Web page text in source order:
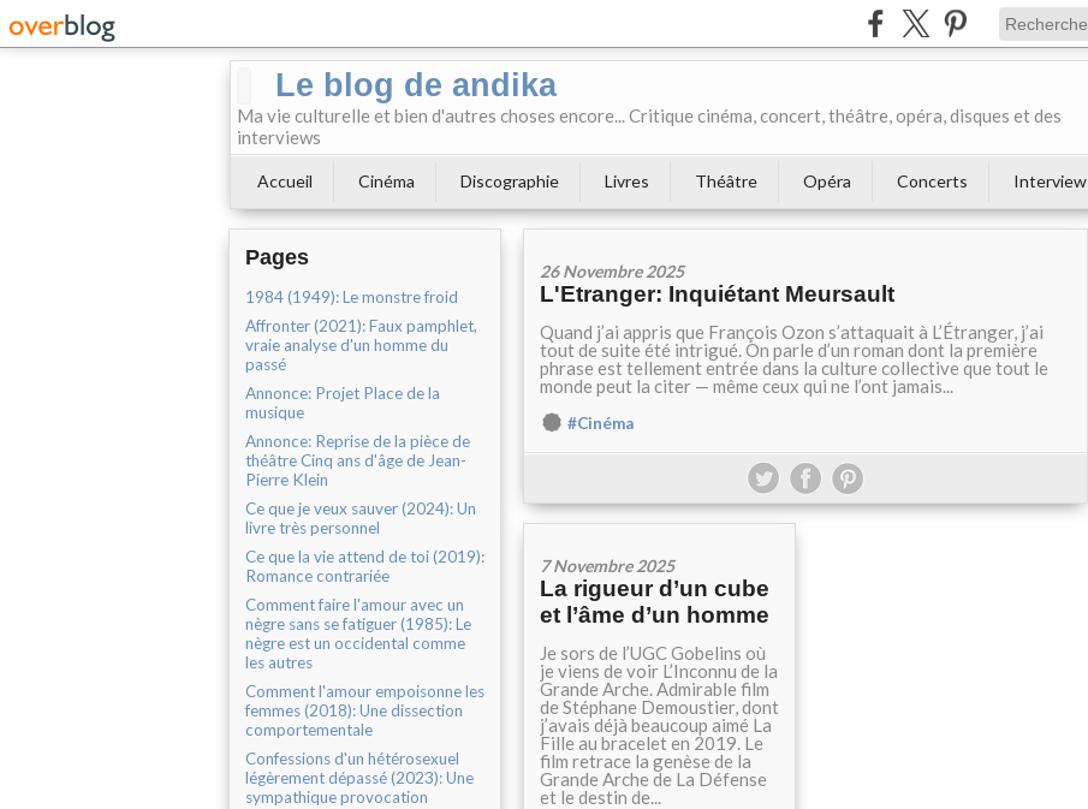
Le blog de andika
Ma vie culturelle et bien d'autres choses encore... Critique cinéma, concert, théâtre, opéra, disques et des
interviews
Accueil Cinéma Discographie Livres Théâtre Opéra Concerts Interview
Pages
1984 (1949): Le monstre froid
Affronter (2021): Faux pamphlet,
vraie analyse d'un homme du
passé
Annonce: Projet Place de la
musique
Annonce: Reprise de la pièce de
théâtre Cinq ans d'âge de Jean-
Pierre Klein
Ce que je veux sauver (2024): Un
livre très personnel
Ce que la vie attend de toi (2019):
Romance contrariée
Comment faire l'amour avec un
nègre sans se fatiguer (1985): Le
nègre est un occidental comme
les autres
Comment l'amour empoisonne les
femmes (2018): Une dissection
comportementale
Confessions d'un hétérosexuel
légèrement dépassé (2023): Une
sympathique provocation
26 Novembre 2025
L'Etranger: Inquiétant Meursault
Quand j’ai appris que François Ozon s’attaquait à L’Étranger, j’ai
tout de suite été intrigué. On parle d’un roman dont la première
phrase est tellement entrée dans la culture collective que tout le
monde peut la citer — même ceux qui ne l’ont jamais...
#Cinéma
7 Novembre 2025
La rigueur d’un cube
et l’âme d’un homme
Je sors de l’UGC Gobelins où
je viens de voir L’Inconnu de la
Grande Arche. Admirable film
de Stéphane Demoustier, dont
j’avais déjà beaucoup aimé La
Fille au bracelet en 2019. Le
film retrace la genèse de la
Grande Arche de La Défense
et le destin de...